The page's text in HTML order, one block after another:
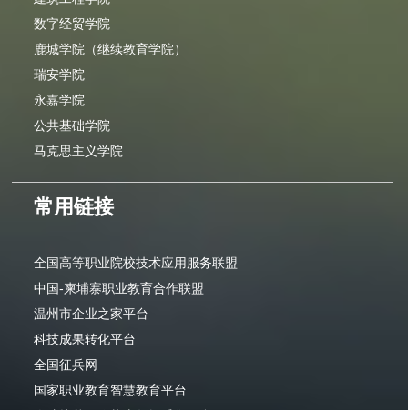
数字经贸学院
鹿城学院（继续教育学院）
瑞安学院
永嘉学院
公共基础学院
马克思主义学院
常用链接
全国高等职业院校技术应用服务联盟
中国-柬埔寨职业教育合作联盟
温州市企业之家平台
科技成果转化平台
全国征兵网
国家职业教育智慧教育平台